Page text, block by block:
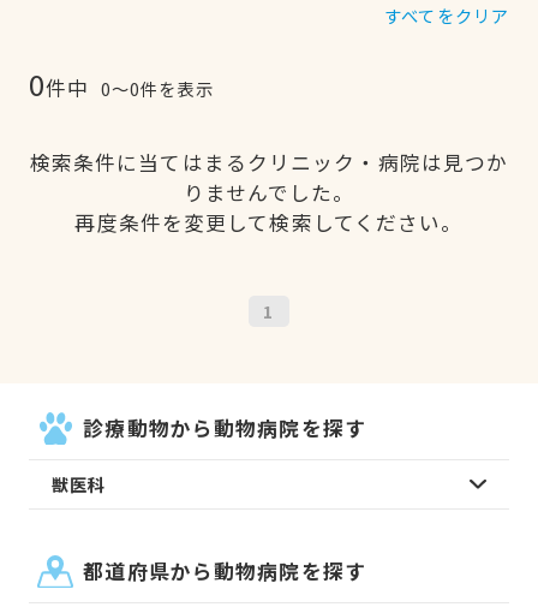
すべてをクリア
0件中 0〜0件を表示
検索条件に当てはまるクリニック・病院は見つか
りませんでした。
再度条件を変更して検索してください。
1
診療動物から動物病院を探す
獣医科
都道府県から動物病院を探す